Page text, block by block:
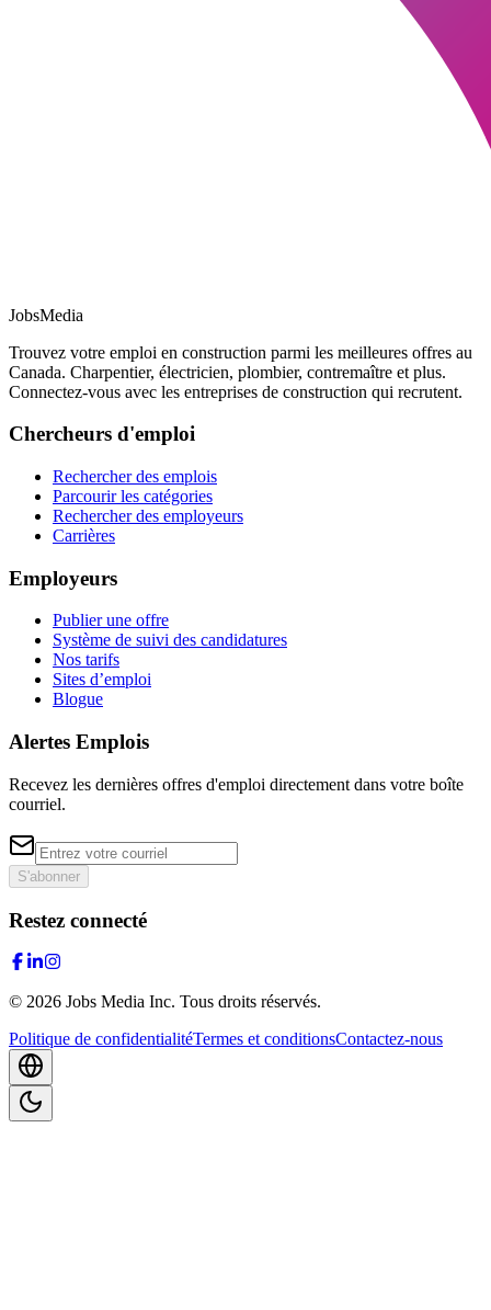
JobsMedia
Trouvez votre emploi en construction parmi les meilleures offres au
Canada. Charpentier, électricien, plombier, contremaître et plus.
Connectez-vous avec les entreprises de construction qui recrutent.
Chercheurs d'emploi
Rechercher des emplois
Parcourir les catégories
Rechercher des employeurs
Carrières
Employeurs
Publier une offre
Système de suivi des candidatures
Nos tarifs
Sites d’emploi
Blogue
Alertes Emplois
Recevez les dernières offres d'emploi directement dans votre boîte
courriel.
S'abonner
Restez connecté
© 2026 Jobs Media Inc. Tous droits réservés.
Politique de confidentialitéTermes et conditionsContactez-nous